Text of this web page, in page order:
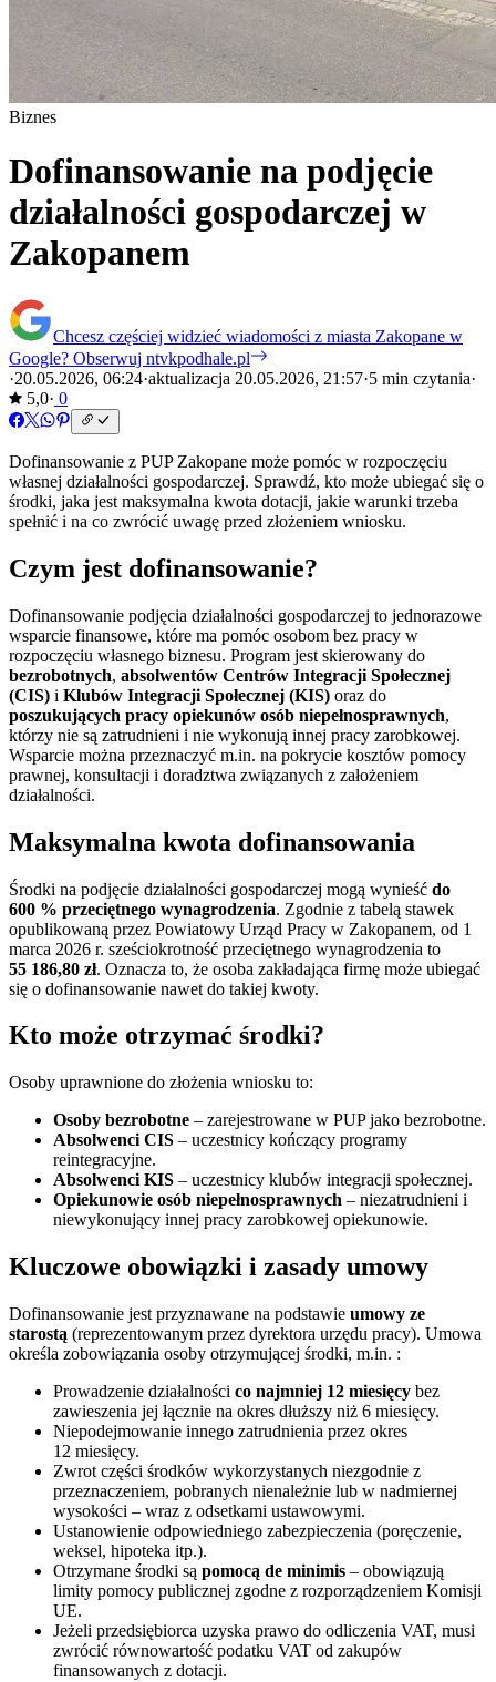
Biznes
Dofinansowanie na podjęcie
działalności gospodarczej w
Zakopanem
Chcesz częściej widzieć wiadomości z miasta Zakopane w
Google? Obserwuj ntvkpodhale.pl
·20.05.2026, 06:24·aktualizacja 20.05.2026, 21:57·5 min czytania·
5,0· 0
Dofinansowanie z PUP Zakopane może pomóc w rozpoczęciu
własnej działalności gospodarczej. Sprawdź, kto może ubiegać się o
środki, jaka jest maksymalna kwota dotacji, jakie warunki trzeba
spełnić i na co zwrócić uwagę przed złożeniem wniosku.
Czym jest dofinansowanie?
Dofinansowanie podjęcia działalności gospodarczej to jednorazowe
wsparcie finansowe, które ma pomóc osobom bez pracy w
rozpoczęciu własnego biznesu. Program jest skierowany do
bezrobotnych, absolwentów Centrów Integracji Społecznej
(CIS) i Klubów Integracji Społecznej (KIS) oraz do
poszukujących pracy opiekunów osób niepełnosprawnych,
którzy nie są zatrudnieni i nie wykonują innej pracy zarobkowej.
Wsparcie można przeznaczyć m.in. na pokrycie kosztów pomocy
prawnej, konsultacji i doradztwa związanych z założeniem
działalności.
Maksymalna kwota dofinansowania
Środki na podjęcie działalności gospodarczej mogą wynieść do
600 % przeciętnego wynagrodzenia. Zgodnie z tabelą stawek
opublikowaną przez Powiatowy Urząd Pracy w Zakopanem, od 1
marca 2026 r. sześciokrotność przeciętnego wynagrodzenia to
55 186,80 zł. Oznacza to, że osoba zakładająca firmę może ubiegać
się o dofinansowanie nawet do takiej kwoty.
Kto może otrzymać środki?
Osoby uprawnione do złożenia wniosku to:
Osoby bezrobotne – zarejestrowane w PUP jako bezrobotne.
Absolwenci CIS – uczestnicy kończący programy
reintegracyjne.
Absolwenci KIS – uczestnicy klubów integracji społecznej.
Opiekunowie osób niepełnosprawnych – niezatrudnieni i
niewykonujący innej pracy zarobkowej opiekunowie.
Kluczowe obowiązki i zasady umowy
Dofinansowanie jest przyznawane na podstawie umowy ze
starostą (reprezentowanym przez dyrektora urzędu pracy). Umowa
określa zobowiązania osoby otrzymującej środki, m.in. :
Prowadzenie działalności co najmniej 12 miesięcy bez
zawieszenia jej łącznie na okres dłuższy niż 6 miesięcy.
Niepodejmowanie innego zatrudnienia przez okres
12 miesięcy.
Zwrot części środków wykorzystanych niezgodnie z
przeznaczeniem, pobranych nienależnie lub w nadmiernej
wysokości – wraz z odsetkami ustawowymi.
Ustanowienie odpowiedniego zabezpieczenia (poręczenie,
weksel, hipoteka itp.).
Otrzymane środki są pomocą de minimis – obowiązują
limity pomocy publicznej zgodne z rozporządzeniem Komisji
UE.
Jeżeli przedsiębiorca uzyska prawo do odliczenia VAT, musi
zwrócić równowartość podatku VAT od zakupów
finansowanych z dotacji.